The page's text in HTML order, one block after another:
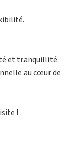
et tranquillité.
au cœur de
!